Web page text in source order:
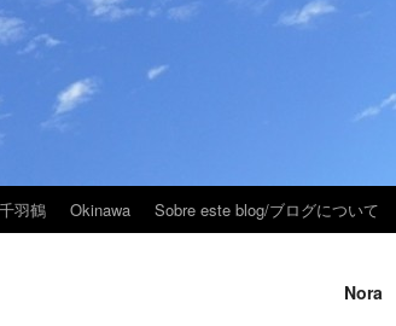
羽鶴 Okinawa Sobre este blog/ブログについて
Nora